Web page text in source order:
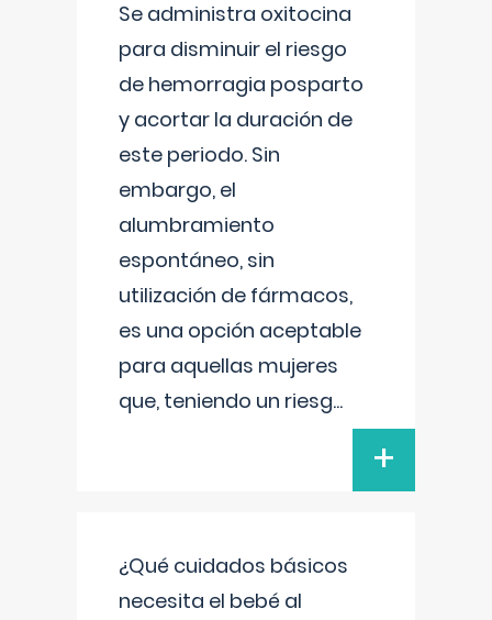
Se administra oxitocina
para disminuir el riesgo
de hemorragia posparto
y acortar la duración de
este periodo. Sin
embargo, el
alumbramiento
espontáneo, sin
utilización de fármacos,
es una opción aceptable
para aquellas mujeres
que, teniendo un riesg...
+
¿Qué cuidados básicos
necesita el bebé al